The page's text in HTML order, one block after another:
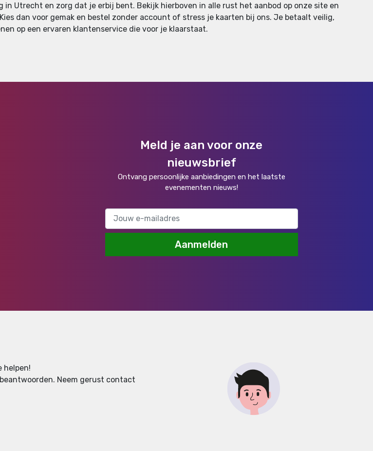
Utrecht en zorg dat je erbij bent. Bekijk hierboven in alle rust het aanbod op onze site en
dan voor gemak en bestel zonder account of stress je kaarten bij ons. Je betaalt veilig,
op een ervaren klantenservice die voor je klaarstaat.
Meld je aan voor onze
nieuwsbrief
Ontvang persoonlijke aanbiedingen en het laatste
evenementen nieuws!
Aanmelden
helpen!
Neem gerust contact